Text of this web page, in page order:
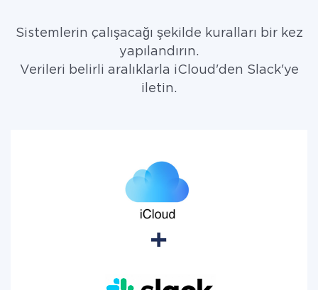
Sistemlerin çalışacağı şekilde kuralları bir kez
yapılandırın.
Verileri belirli aralıklarla iCloud'den Slack'ye
iletin.